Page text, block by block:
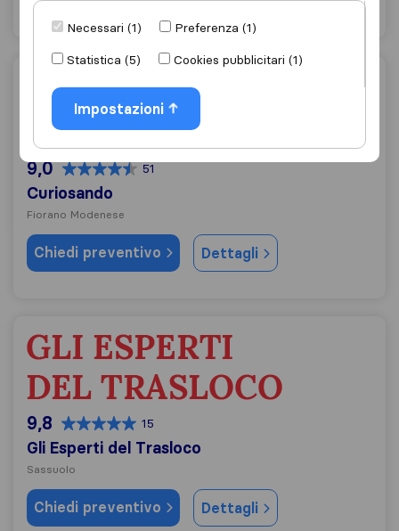
9,0 51
Curiosando
Fiorano Modenese
Chiedi preventivo Dettagli
Gli Esperti del Trasloco
9,8 15
Gli Esperti del Trasloco
Sassuolo
Chiedi preventivo Dettagli
Necessari (1)
Preferenza (1)
Statistica (5)
Cookies pubblicitari (1)
Impostazioni